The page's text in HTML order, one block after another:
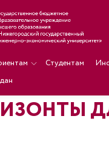
Студентам